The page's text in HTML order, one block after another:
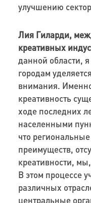
улучшению
Лия Гиларди,
креативных
данной области,
городам
внимания.
креативность
ходе последних
населенными
что
преимуществ,
креативности,
В этом процессе
различных
центральные